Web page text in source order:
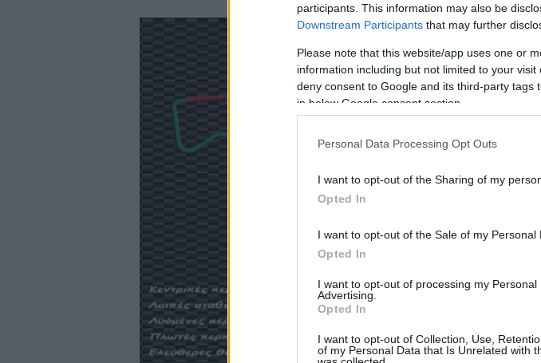
participants. This information may also be
Downstream Participants that may further
Please note that this website/app uses one or
information including but not limited to your
deny consent to Google and its third-party
in below Google consent section.
Personal Data Processing Opt Outs
I want to opt-out of the Sharing of my
Opted In
I want to opt-out of the Sale of my Personal
Opted In
I want to opt-out of processing my Personal
Advertising.
Opted In
I want to opt-out of Collection, Use,
of my Personal Data that Is Unrelated with